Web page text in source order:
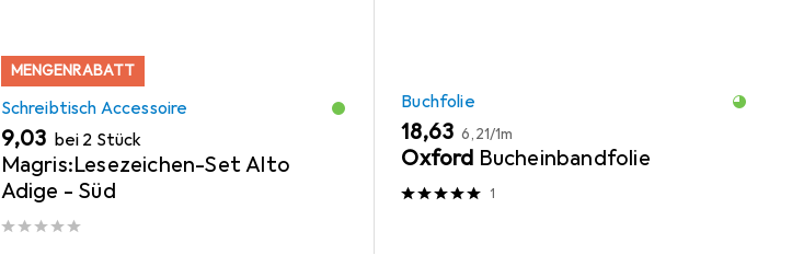
MENGENRABATT
Schreibtisch Accessoire
EUR
9,03 bei 2 Stück
Magris:Lesezeichen-Set Alto
Adige - Süd
Buchfolie
EUR
18,63 EUR
6,21/1m
Oxford Bucheinbandfolie
1